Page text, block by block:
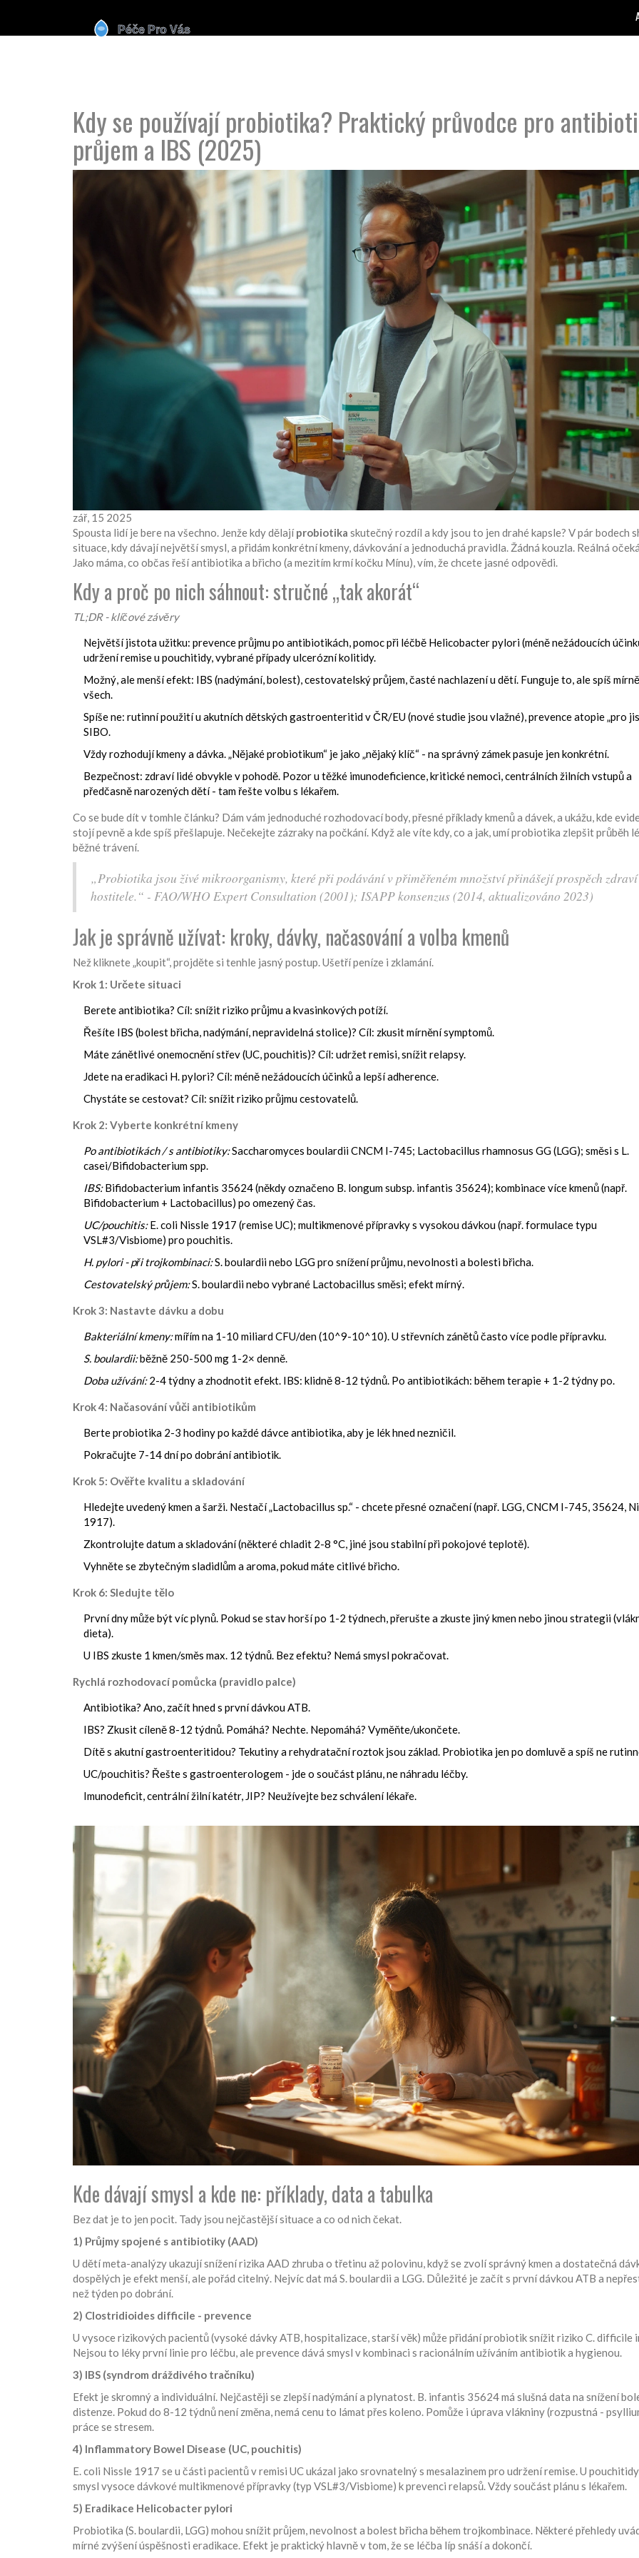
Kdy se používají probiotika? Praktický průvodce pro
průjem a IBS (2025)
zář, 15 2025
Spousta lidí je bere na všechno. Jenže kdy dělajíprobiotika skutečný rozdíl a kdy jsou to jen drahé kapsle? V pár bodech
situace, kdy dávají největší smysl, a přidám konkrétní kmeny, dávkování a jednoduchá pravidla. Žádná kouzla. Reálná
Jako máma, co občas řeší antibiotika a břicho (a mezitím krmí kočku Mínu), vím, že chcete jasné odpovědi.
Kdy a proč po nich sáhnout: stručné „tak akorát“
TL;DR - klíčové závěry
Největší jistota užitku: prevence průjmu po antibiotikách, pomoc při léčbě Helicobacter pylori (méně nežádoucích
udržení remise u pouchitidy, vybrané případy ulcerózní kolitidy.
Možný, ale menší efekt: IBS (nadýmání, bolest), cestovatelský průjem, časté nachlazení u dětí. Funguje to, ale spíš
všech.
Spíše ne: rutinní použití u akutních dětských gastroenteritid v ČR/EU (nové studie jsou vlažné), prevence atopie „pro
SIBO.
Vždy rozhodují kmeny a dávka. „Nějaké probiotikum“ je jako „nějaký klíč“ - na správný zámek pasuje jen konkrétní.
Bezpečnost: zdraví lidé obvykle v pohodě. Pozor u těžké imunodeficience, kritické nemoci, centrálních žilních vstupů a
předčasně narozených dětí - tam řešte volbu s lékařem.
Co se bude dít v tomhle článku? Dám vám jednoduché rozhodovací body, přesné příklady kmenů a dávek, a ukážu, kde
stojí pevně a kde spíš přešlapuje. Nečekejte zázraky na počkání. Když ale víte kdy, co a jak, umí probiotika zlepšit průběh
běžné trávení.
„Probiotika jsou živé mikroorganismy, které při podávání v přiměřeném množství přinášejí prospěch zdraví
hostitele.“ - FAO/WHO Expert Consultation (2001); ISAPP konsenzus (2014, aktualizováno 2023)
Jak je správně užívat: kroky, dávky, načasování a volba kmenů
Než kliknete „koupit“, projděte si tenhle jasný postup. Ušetří peníze i zklamání.
Krok 1: Určete situaci
Berete antibiotika? Cíl: snížit riziko průjmu a kvasinkových potíží.
Řešíte IBS (bolest břicha, nadýmání, nepravidelná stolice)? Cíl: zkusit mírnění symptomů.
Máte zánětlivé onemocnění střev (UC, pouchitis)? Cíl: udržet remisi, snížit relapsy.
Jdete na eradikaci H. pylori? Cíl: méně nežádoucích účinků a lepší adherence.
Chystáte se cestovat? Cíl: snížit riziko průjmu cestovatelů.
Krok 2: Vyberte konkrétní kmeny
Po antibiotikách / s antibiotiky:Saccharomyces boulardii CNCM I-745; Lactobacillus rhamnosus GG (LGG); směsi s L.
casei/Bifidobacterium spp.
IBS:Bifidobacterium infantis 35624 (někdy označeno B. longum subsp. infantis 35624); kombinace více kmenů (např.
Bifidobacterium + Lactobacillus) po omezený čas.
UC/pouchitis:E. coli Nissle 1917 (remise UC); multikmenové přípravky s vysokou dávkou (např. formulace typu
VSL#3/Visbiome) pro pouchitis.
H. pylori - při trojkombinaci:S. boulardii nebo LGG pro snížení průjmu, nevolnosti a bolesti břicha.
Cestovatelský průjem:S. boulardii nebo vybrané Lactobacillus směsi; efekt mírný.
Krok 3: Nastavte dávku a dobu
Bakteriální kmeny:mířím na 1-10 miliard CFU/den (10^9-10^10). U střevních zánětů často více podle přípravku.
S. boulardii:běžně 250-500 mg 1-2× denně.
Doba užívání:2-4 týdny a zhodnotit efekt. IBS: klidně 8-12 týdnů. Po antibiotikách: během terapie + 1-2 týdny po.
Krok 4: Načasování vůči antibiotikům
Berte probiotika 2-3 hodiny po každé dávce antibiotika, aby je lék hned nezničil.
Pokračujte 7-14 dní po dobrání antibiotik.
Krok 5: Ověřte kvalitu a skladování
Hledejte uvedený kmen a šarži. Nestačí „Lactobacillus sp.“ - chcete přesné označení (např. LGG, CNCM I-745, 35624,
1917).
Zkontrolujte datum a skladování (některé chladit 2-8 °C, jiné jsou stabilní při pokojové teplotě).
Vyhněte se zbytečným sladidlům a aroma, pokud máte citlivé břicho.
Krok 6: Sledujte tělo
První dny může být víc plynů. Pokud se stav horší po 1-2 týdnech, přerušte a zkuste jiný kmen nebo jinou strategii
dieta).
U IBS zkuste 1 kmen/směs max. 12 týdnů. Bez efektu? Nemá smysl pokračovat.
Rychlá rozhodovací pomůcka (pravidlo palce)
Antibiotika? Ano, začít hned s první dávkou ATB.
IBS? Zkusit cíleně 8-12 týdnů. Pomáhá? Nechte. Nepomáhá? Vyměňte/ukončete.
Dítě s akutní gastroenteritidou? Tekutiny a rehydratační roztok jsou základ. Probiotika jen po domluvě a spíš ne
UC/pouchitis? Řešte s gastroenterologem - jde o součást plánu, ne náhradu léčby.
Imunodeficit, centrální žilní katétr, JIP? Neužívejte bez schválení lékaře.
Kde dávají smysl a kde ne: příklady, data a tabulka
Bez dat je to jen pocit. Tady jsou nejčastější situace a co od nich čekat.
1) Průjmy spojené s antibiotiky (AAD)
U dětí meta-analýzy ukazují snížení rizika AAD zhruba o třetinu až polovinu, když se zvolí správný kmen a dostatečná
dospělých je efekt menší, ale pořád citelný. Nejvíc dat má S. boulardii a LGG. Důležité je začít s první dávkou ATB a
než týden po dobrání.
2) Clostridioides difficile - prevence
U vysoce rizikových pacientů (vysoké dávky ATB, hospitalizace, starší věk) může přidání probiotik snížit riziko C. difficile
Nejsou to léky první linie pro léčbu, ale prevence dává smysl v kombinaci s racionálním užíváním antibiotik a hygienou.
3) IBS (syndrom dráždivého tračníku)
Efekt je skromný a individuální. Nejčastěji se zlepší nadýmání a plynatost. B. infantis 35624 má slušná data na snížení
distenze. Pokud do 8-12 týdnů není změna, nemá cenu to lámat přes koleno. Pomůže i úprava vlákniny (rozpustná -
práce se stresem.
4) Inflammatory Bowel Disease (UC, pouchitis)
E. coli Nissle 1917 se u části pacientů v remisi UC ukázal jako srovnatelný s mesalazinem pro udržení remise. U
smysl vysoce dávkové multikmenové přípravky (typ VSL#3/Visbiome) k prevenci relapsů. Vždy součást plánu s lékařem.
5) Eradikace Helicobacter pylori
Probiotika (S. boulardii, LGG) mohou snížit průjem, nevolnost a bolest břicha během trojkombinace. Některé přehledy
mírné zvýšení úspěšnosti eradikace. Efekt je praktický hlavně v tom, že se léčba líp snáší a dokončí.